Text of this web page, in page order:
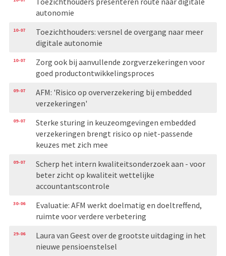
autonomie
10-07
Toezichthouders: versnel de overgang naar meer
digitale autonomie
10-07
Zorg ook bij aanvullende zorgverzekeringen voor
goed productontwikkelingsproces
09-07
AFM: 'Risico op oververzekering bij embedded
verzekeringen'
09-07
Sterke sturing in keuzeomgevingen embedded
verzekeringen brengt risico op niet-passende
keuzes met zich mee
09-07
Scherp het intern kwaliteitsonderzoek aan - voor
beter zicht op kwaliteit wettelijke
accountantscontrole
30-06
Evaluatie: AFM werkt doelmatig en doeltreffend,
ruimte voor verdere verbetering
29-06
Laura van Geest over de grootste uitdaging in het
nieuwe pensioenstelsel